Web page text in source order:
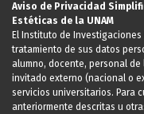
Aviso de Privacidad
Estéticas de la UNAM
El Instituto de
tratamiento de sus datos
alumno, docente, personal
invitado externo (nacional o
servicios universitarios. Para
anteriormente descritas u